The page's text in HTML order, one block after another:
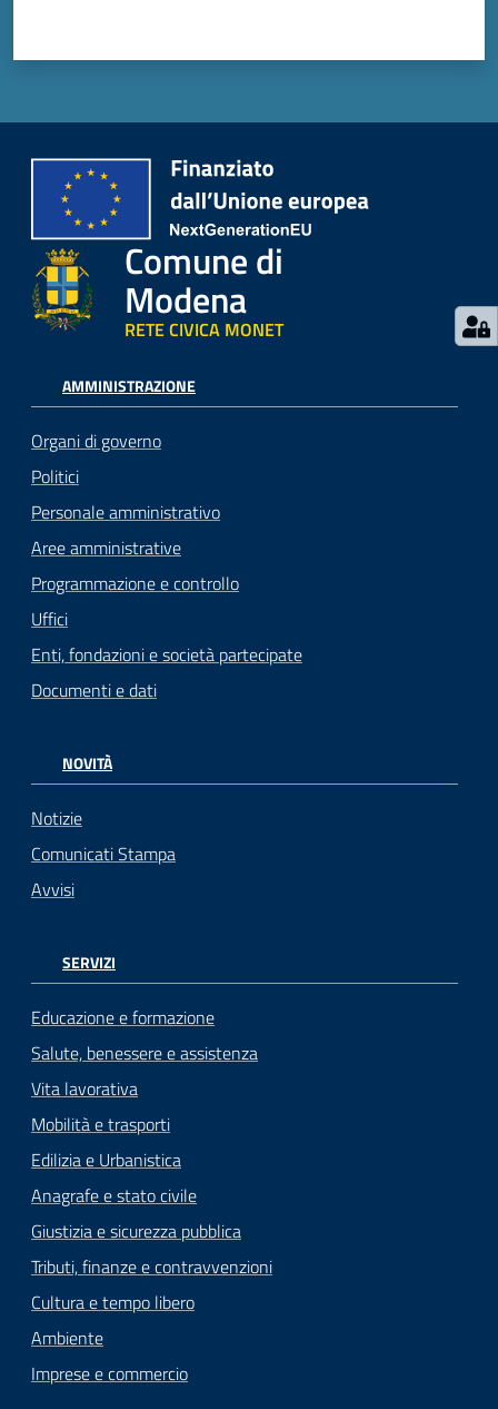
Comune di
Modena
RETE CIVICA MONET
AMMINISTRAZIONE
Organi di governo
Politici
Personale amministrativo
Aree amministrative
Programmazione e controllo
Uffici
Enti, fondazioni e società partecipate
Documenti e dati
NOVITÀ
Notizie
Comunicati Stampa
Avvisi
SERVIZI
Educazione e formazione
Salute, benessere e assistenza
Vita lavorativa
Mobilità e trasporti
Edilizia e Urbanistica
Anagrafe e stato civile
Giustizia e sicurezza pubblica
Tributi, finanze e contravvenzioni
Cultura e tempo libero
Ambiente
Imprese e commercio